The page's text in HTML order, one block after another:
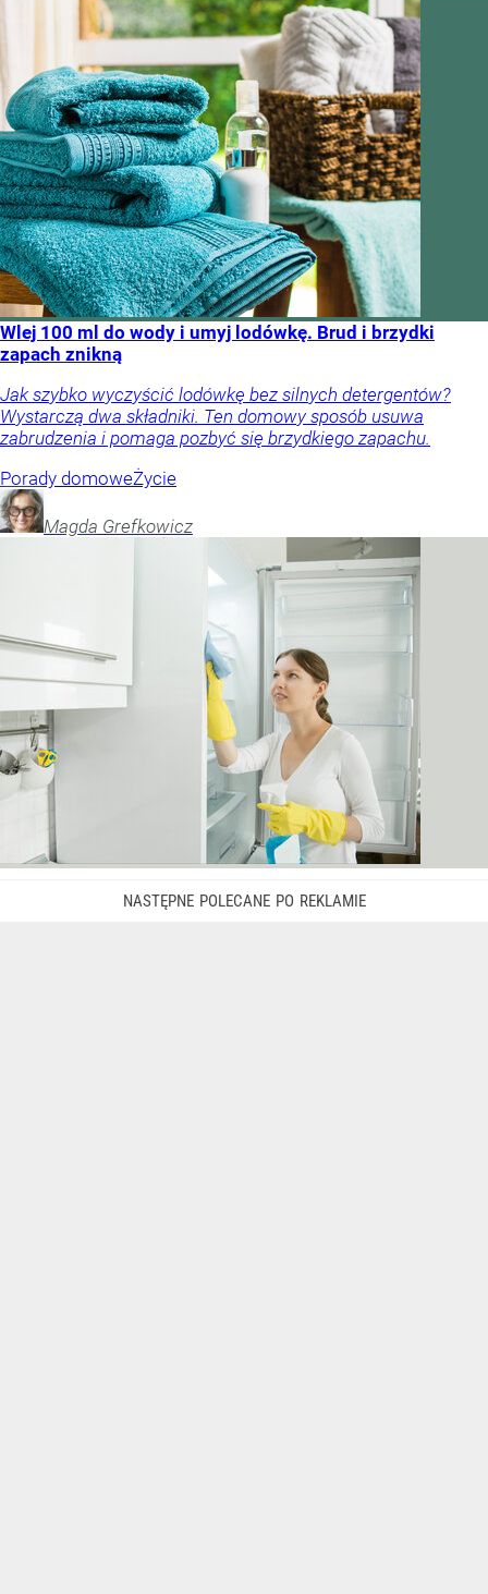
Wlej 100 ml do wody i umyj lodówkę. Brud i brzydki
zapach znikną
Jak szybko wyczyścić lodówkę bez silnych detergentów?
Wystarczą dwa składniki. Ten domowy sposób usuwa
zabrudzenia i pomaga pozbyć się brzydkiego zapachu.
Porady domoweŻycie
Magda Grefkowicz